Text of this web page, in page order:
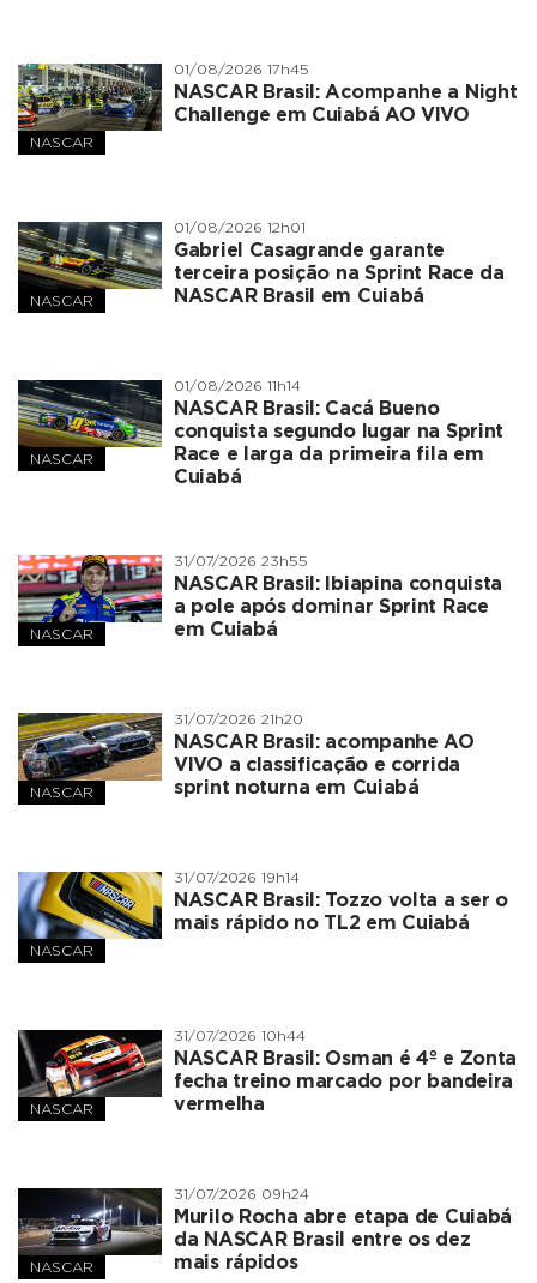
NASCAR
01/08/2026 17h45
NASCAR Brasil: Acompanhe a Night
Challenge em Cuiabá AO VIVO
NASCAR
01/08/2026 12h01
Gabriel Casagrande garante
terceira posição na Sprint Race da
NASCAR Brasil em Cuiabá
NASCAR
01/08/2026 11h14
NASCAR Brasil: Cacá Bueno
conquista segundo lugar na Sprint
Race e larga da primeira fila em
Cuiabá
NASCAR
31/07/2026 23h55
NASCAR Brasil: Ibiapina conquista
a pole após dominar Sprint Race
em Cuiabá
NASCAR
31/07/2026 21h20
NASCAR Brasil: acompanhe AO
VIVO a classificação e corrida
sprint noturna em Cuiabá
NASCAR
31/07/2026 19h14
NASCAR Brasil: Tozzo volta a ser o
mais rápido no TL2 em Cuiabá
NASCAR
31/07/2026 10h44
NASCAR Brasil: Osman é 4º e Zonta
fecha treino marcado por bandeira
vermelha
NASCAR
31/07/2026 09h24
Murilo Rocha abre etapa de Cuiabá
da NASCAR Brasil entre os dez
mais rápidos